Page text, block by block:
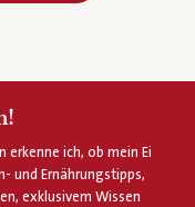
erkenne ich, ob mein Ei
und Ernährungstipps,
exklusivem Wissen